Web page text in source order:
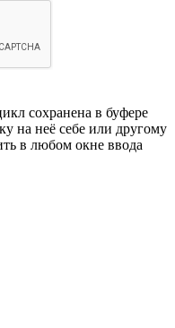
сохранена в буфере
на неё себе или другому
в любом окне ввода